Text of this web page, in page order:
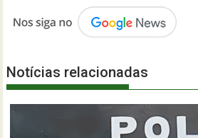
Notícias relacionadas